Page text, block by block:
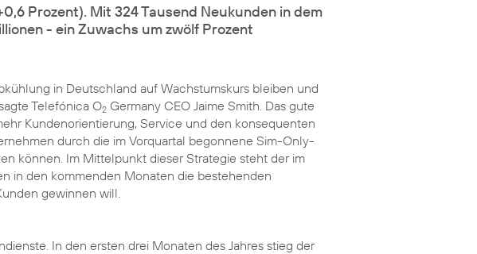
Prozent). Mit 324 Tausend Neukunden in dem
- ein Zuwachs um zwölf Prozent
in Deutschland auf Wachstumskurs bleiben und
Telefónica O2 Germany CEO Jaime Smith. Das gute
Kundenorientierung, Service und den konsequenten
durch die im Vorquartal begonnene Sim-Only-
können. Im Mittelpunkt dieser Strategie steht der im
in den kommenden Monaten die bestehenden
gewinnen will.
In den ersten drei Monaten des Jahres stieg der